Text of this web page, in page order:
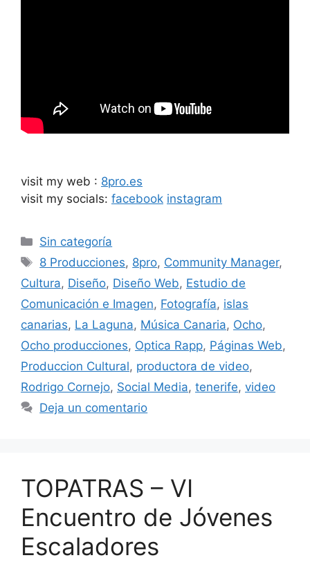
visit my web : 8pro.es
visit my socials: facebook instagram
Sin categoría
8 Producciones, 8pro, Community Manager,
Cultura, Diseño, Diseño Web, Estudio de
Comunicación e Imagen, Fotografía, islas
canarias, La Laguna, Música Canaria, Ocho,
Ocho producciones, Optica Rapp, Páginas Web,
Produccion Cultural, productora de video,
Rodrigo Cornejo, Social Media, tenerife, video
Deja un comentario
TOPATRAS – VI
Encuentro de Jóvenes
Escaladores